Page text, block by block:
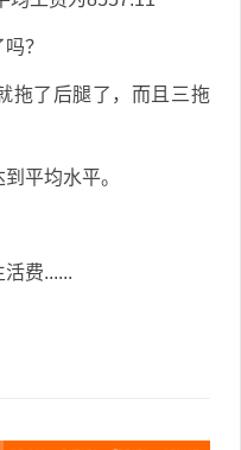
？
拖了后腿了，而且三拖
平均水平。
费......